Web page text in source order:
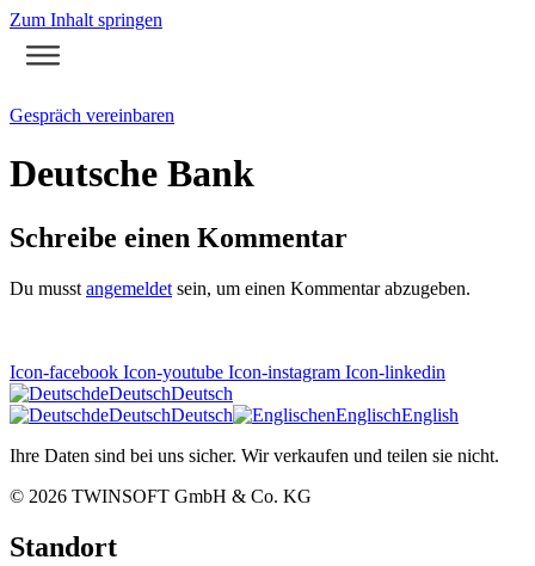
Zum Inhalt springen
Gespräch vereinbaren
Deutsche Bank
Schreibe einen Kommentar
Du musst angemeldet sein, um einen Kommentar abzugeben.
Icon-facebook Icon-youtube Icon-instagram Icon-linkedin
deDeutschDeutsch
deDeutschDeutsch enEnglischEnglish
Ihre Daten sind bei uns sicher. Wir verkaufen und teilen sie nicht.
© 2026 TWINSOFT GmbH & Co. KG
Standort